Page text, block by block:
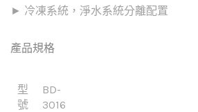
► 冷凍系統，淨水系統分離配置
產品規格
型
號
BD-
3016